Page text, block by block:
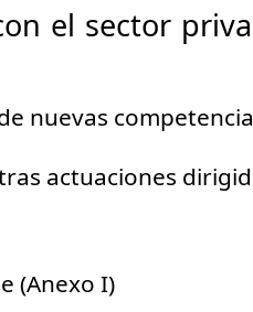
el sector
nuevas
actuaciones
(Anexo I)